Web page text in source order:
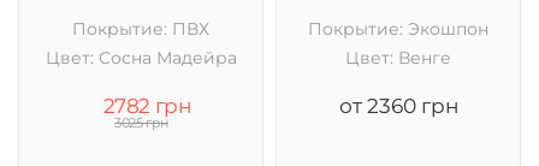
Покрытие: ПВХ
Цвет: Cосна Мадейра
2782 грн
3025 грн
Покрытие: Экошпон
Цвет: Венге
от 2360 грн